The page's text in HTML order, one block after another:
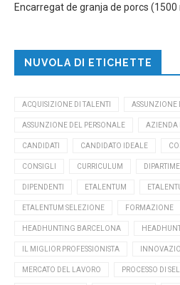
Encarregat de granja de porcs
NUVOLA DI ETICHETTE
ACQUISIZIONE DI TALENTI ASSUNZIONE
ASSUNZIONE DEL PERSONALE AZIENDA
CANDIDATI CANDIDATO IDEALE
CONSIGLI CURRICULUM
DIPENDENTI ETALENTUM
ETALENTUM SELEZIONE FORMAZIONE
HEADHUNTING BARCELONA
IL MIGLIOR PROFESSIONISTA
MERCATO DEL LAVORO PROCESSO DI